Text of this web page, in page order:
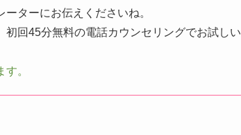
ターにお伝えくださいね。
回45分無料の電話カウンセリングでお試しい
。